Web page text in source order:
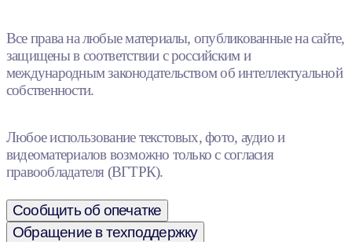
Все права на любые материалы, опубликованные на сайте,
защищены в соответствии с российским и
международным законодательством об интеллектуальной
собственности.
Любое использование текстовых, фото, аудио и
видеоматериалов возможно только с согласия
правообладателя (ВГТРК).
Сообщить об опечатке
Обращение в техподдержку